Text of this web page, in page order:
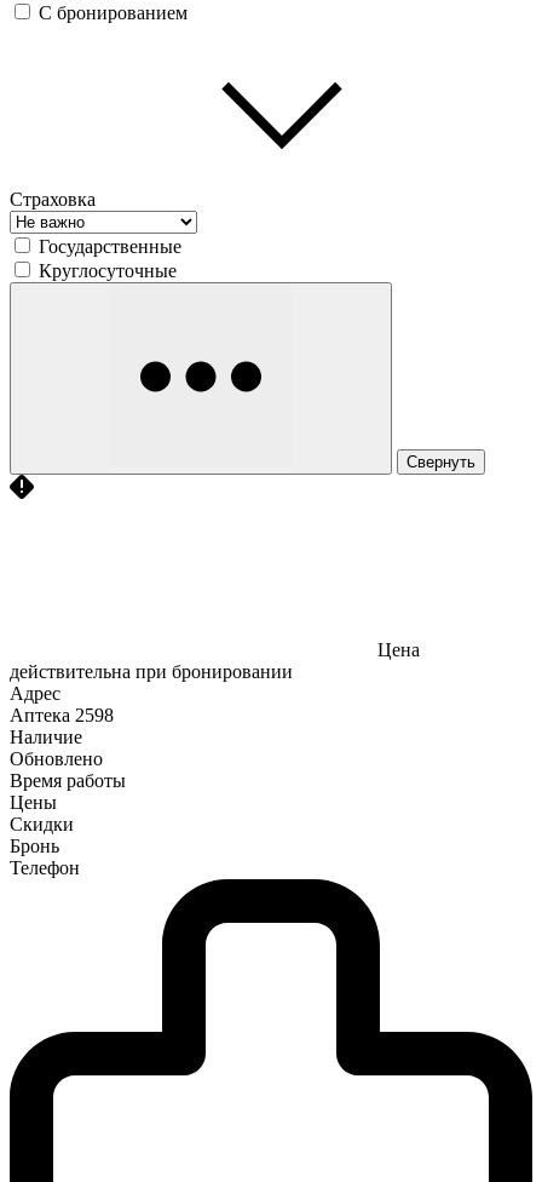
С бронированием
Страховка
Государственные
Круглосуточные
Свернуть
Цена
действительна при бронировании
Адрес
Аптека 2598
Наличие
Обновлено
Время работы
Цены
Скидки
Бронь
Телефон